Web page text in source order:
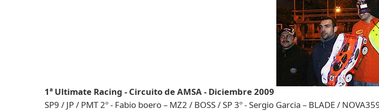
1ª Ultimate Racing - Circuito de AMSA - Diciembre 2009
SP9 / JP / PMT 2º - Fabio boero – MZ2 / BOSS / SP 3º - Sergio Garcia – BLADE /